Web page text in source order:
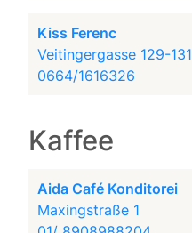
Kiss Ferenc
Veitingergasse 129-131
0664/1616326
Kaffee
Aida Café Konditorei
Maxingstraße 1